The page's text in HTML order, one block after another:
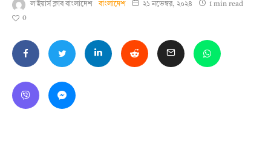
ল'ইয়ার্স ক্লাব বাংলাদেশ বাংলাদেশ ২১ নভেম্বর, ২০২৪
1 min read
0